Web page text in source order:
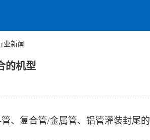
业新闻
的机型
、复合管/金属管、铝管灌装封尾